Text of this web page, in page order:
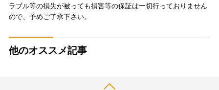
ラブル等の損失が被っても損害等の保証は一切行っておりません
ので、予めご了承下さい。
他のオススメ記事